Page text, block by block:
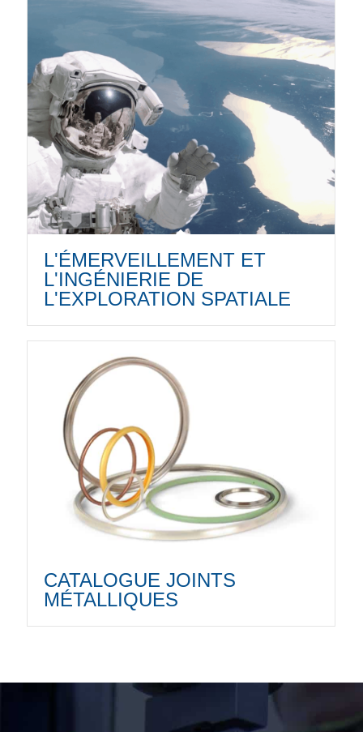
L'ÉMERVEILLEMENT ET
L'INGÉNIERIE DE
L'EXPLORATION SPATIALE
CATALOGUE JOINTS
MÉTALLIQUES